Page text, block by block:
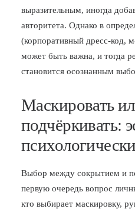
выразительным, иногда
авторитета. Однако в
(корпоративный дресс-код,
может быть важна, и тогда
становится осознанным
Маскировать
подчёркивать:
Выбор между сокрытием и
первую очередь вопрос
кто выбирает маскировку,